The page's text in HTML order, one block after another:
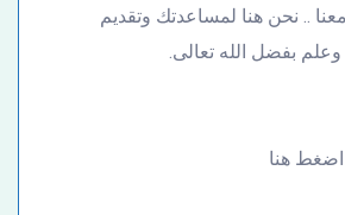
معنا .. نحن هنا لمساعدتك وتقديم
بفضل الله تعالى.
هنا